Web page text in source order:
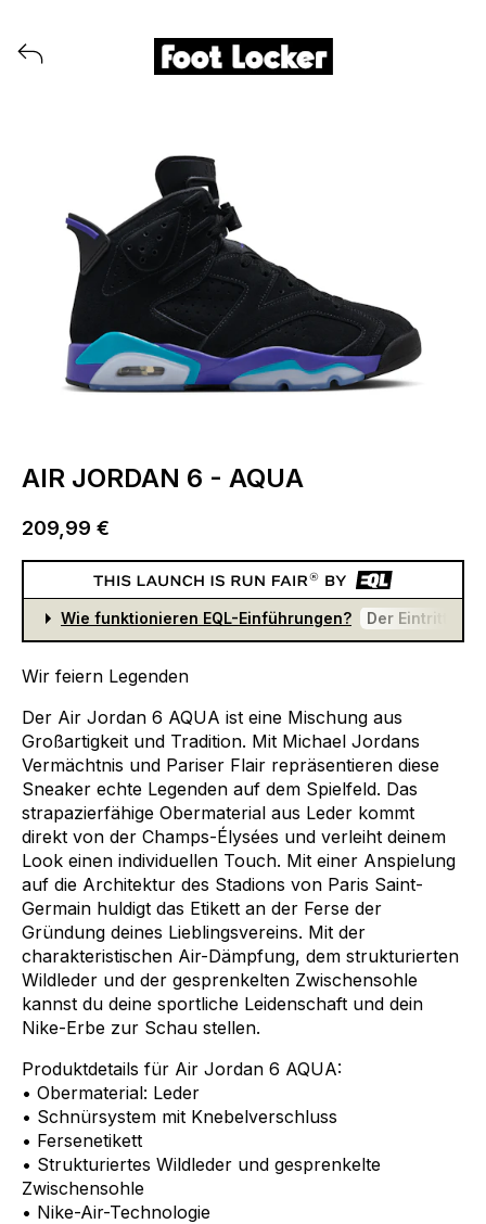
Alle Produkteinführungen von Foot Locker Germany
AIR JORDAN 6 - AQUA
209,99 €
Wie funktionieren EQL-Einführungen? Der Eintritt ist
Wir feiern Legenden
Der Air Jordan 6 AQUA ist eine Mischung aus
Großartigkeit und Tradition. Mit Michael Jordans
Vermächtnis und Pariser Flair repräsentieren diese
Sneaker echte Legenden auf dem Spielfeld. Das
strapazierfähige Obermaterial aus Leder kommt
direkt von der Champs-Élysées und verleiht deinem
Look einen individuellen Touch. Mit einer Anspielung
auf die Architektur des Stadions von Paris Saint-
Germain huldigt das Etikett an der Ferse der
Gründung deines Lieblingsvereins. Mit der
charakteristischen Air-Dämpfung, dem strukturierten
Wildleder und der gesprenkelten Zwischensohle
kannst du deine sportliche Leidenschaft und dein
Nike-Erbe zur Schau stellen.
Produktdetails für Air Jordan 6 AQUA:
• Obermaterial: Leder
• Schnürsystem mit Knebelverschluss
• Fersenetikett
• Strukturiertes Wildleder und gesprenkelte
Zwischensohle
• Nike-Air-Technologie